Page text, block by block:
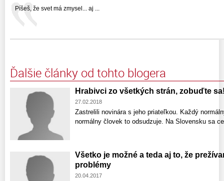
Píšeš, že svet má zmysel... aj ...
Ďalšie články od tohto blogera
Hrabivci zo všetkých strán, zobuďte
27.02.2018
Zastrelili novinára s jeho priateľkou. Každý
normálny človek to odsudzuje. Na Slovensku sa
Všetko je možné a teda aj to, že
problémy
20.04.2017